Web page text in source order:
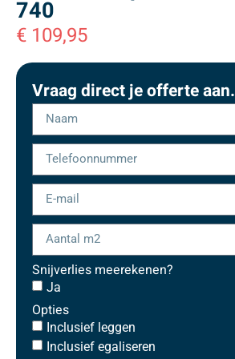
740
€ 109,95
Vraag direct je offerte aan.
Snijverlies meerekenen?
Ja
Opties
Inclusief leggen
Inclusief egaliseren